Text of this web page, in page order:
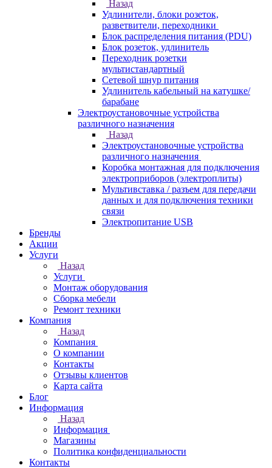
Назад
Удлинители, блоки розеток,
разветвители, переходники
Блок распределения питания (PDU)
Блок розеток, удлинитель
Переходник розетки
мультистандартный
Сетевой шнур питания
Удлинитель кабельный на катушке/
барабане
Электроустановочные устройства
различного назначения
Назад
Электроустановочные устройства
различного назначения
Коробка монтажная для подключения
электроприборов (электроплиты)
Мультивставка / разъем для передачи
данных и для подключения техники
связи
Электропитание USB
Бренды
Акции
Услуги
Назад
Услуги
Монтаж оборудования
Сборка мебели
Ремонт техники
Компания
Назад
Компания
О компании
Контакты
Отзывы клиентов
Карта сайта
Блог
Информация
Назад
Информация
Магазины
Политика конфиденциальности
Контакты